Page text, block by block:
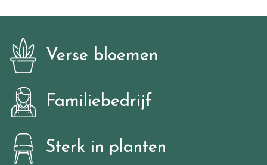
Verse bloemen
Familiebedrijf
Sterk in planten